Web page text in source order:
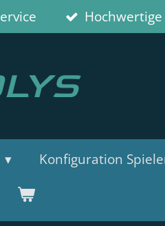
Konfiguration